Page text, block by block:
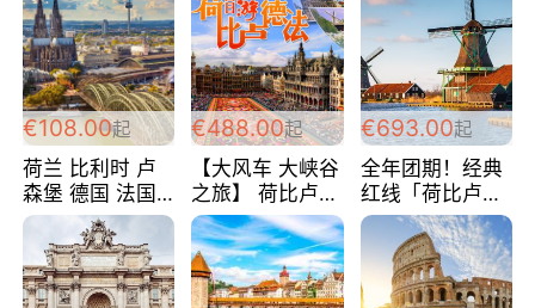
€108.00起
荷兰 比利时 卢
森堡 德国 法国
超爽玩遍西欧 循
环线 全程四星宾
馆 108欧/人/天
€488.00起
【大风车 大峡谷
之旅】 荷比卢德
法 巴黎上下 经
典五国四日游
488欧/人
€693.00起
全年团期！经典
红线「荷比卢德
法」七天循环 五
国 仅售99欧/人/
天！巴黎上下！
包拼房~